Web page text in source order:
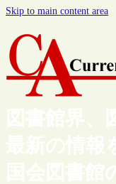
Skip to main content area
図書館界、
最新の情報
国会図書館